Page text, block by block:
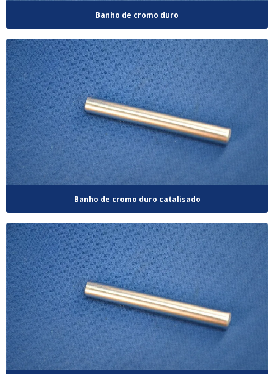
Banho de cromo duro
Banho de cromo duro catalisado